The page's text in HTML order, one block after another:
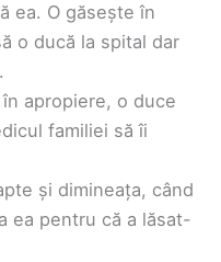
ea. O găsește în
o ducă la spital dar
apropiere, o duce
familiei să îi
și dimineața, când
ea pentru că a lăsat-